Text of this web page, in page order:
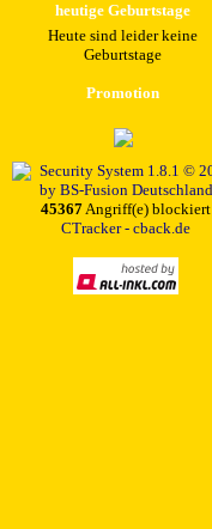
heutige Geburtstage
Heute sind leider keine
Geburtstage
Promotion
45367Angriff(e) blockiert
CTracker - cback.de